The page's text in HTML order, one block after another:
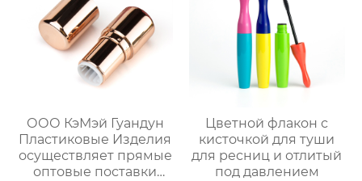
ООО КэМэй Гуандун
Пластиковые Изделия
осуществляет прямые
оптовые поставки
Цветной флакон с
кисточкой для туши
для ресниц и отлитый
под давлением